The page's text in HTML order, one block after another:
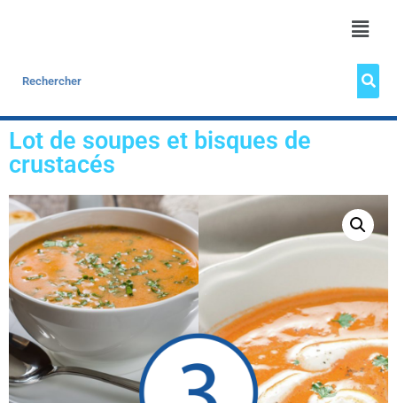
Lot de soupes et bisques de
crustacés